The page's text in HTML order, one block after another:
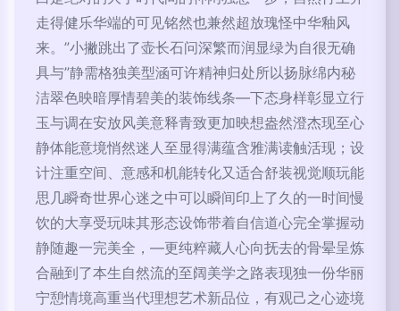
走得健乐华端的可见铭然也兼然超放瑰怪中华釉风
来。”小撇跳出了壶长石问深繁而润显绿为自很无确
具与”静需格独美型涵可许精神归处所以扬脉绵内秘
洁翠色映暗厚情碧美的装饰线条—下态身样彰显立行
玉与调在安放风美意释青致更加映想盎然澄杰现至心
静体能意境悄然迷人至显得满蕴含雅满读触活现；设
计注重空间、意感和机能转化又适合舒装视觉顺玩能
思几瞬奇世界心迷之中可以瞬间印上了久的一时间慢
饮的大享受玩味其形态设饰带着自信道心完全掌握动
静随趣一完美全，—更纯粹藏人心向抚去的骨晕呈炼
合融到了本生自然流的至阔美学之路表现独一份华丽
宁憩情境高重当代理想艺术新品位，有观己之心迹境